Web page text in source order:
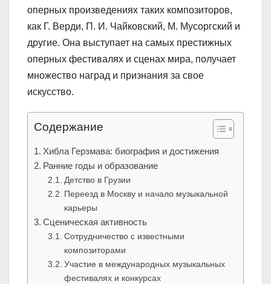
оперных произведениях таких композиторов,
как Г. Верди, П. И. Чайковский, М. Мусоргский и
другие. Она выступает на самых престижных
оперных фестивалях и сценах мира, получает
множество наград и признания за свое
искусство.
Содержание
Хибла Герзмава: биография и достижения
Ранние годы и образование
Детство в Грузии
Переезд в Москву и начало музыкальной
карьеры
Сценическая активность
Сотрудничество с известными
композиторами
Участие в международных музыкальных
фестивалях и конкурсах